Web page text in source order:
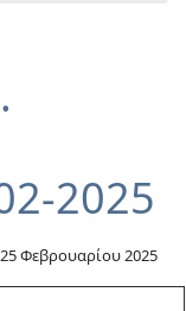
2025
25 Φεβρουαρίου 2025